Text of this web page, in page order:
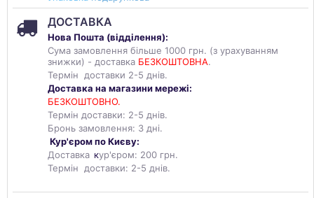
ДОСТАВКА
Нова Пошта (відділення):
Сума замовлення більше 1000 грн. (з урахуванням
знижки) - доставка БЕЗКОШТОВНА.
Термін доставки 2-5 днів.
Доставка на магазини мережі:
БЕЗКОШТОВНО.
Термін доставки: 2-5 днів.
Бронь замовлення: 3 дні.
Кур'єром по Києву:
Доставка кур'єром: 200 грн.
Термін доставки: 2-5 днів.